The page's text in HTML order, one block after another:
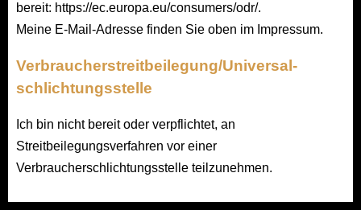
bereit: https://ec.europa.eu/consumers/odr/.
Meine E-Mail-Adresse finden Sie oben im Impressum.
Verbraucher­streit­beilegung/Universal­
schlichtungs­stelle
Ich bin nicht bereit oder verpflichtet, an
Streitbeilegungsverfahren vor einer
Verbraucherschlichtungsstelle teilzunehmen.